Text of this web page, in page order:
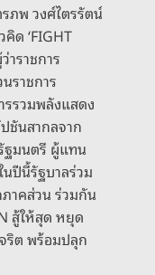
ภพ วงศ์ไตรรัตน์
ด ‘FIGHT
ราชการ
ราชการ
รรวมพลังแสดง
ชันสากลจาก
ฐมนตรี ผู้แทน
ปีนี้รัฐบาลร่วม
าคส่วน ร่วมกัน
สู้ให้สุด หยุด
ริต พร้อมปลุก